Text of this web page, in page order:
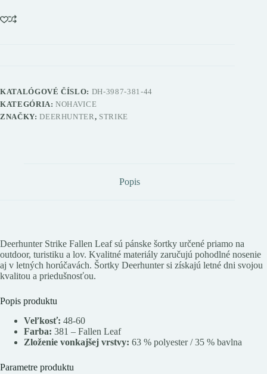
Leaf
pánske
KATALÓGOVÉ ČÍSLO: DH-3987-381-44
KATEGÓRIA:NOHAVICE
ZNAČKY:DEERHUNTER, STRIKE
Popis
Deerhunter Strike Fallen Leaf sú pánske šortky určené priamo na
outdoor, turistiku a lov. Kvalitné materiály zaručujú pohodlné nosenie
aj v letných horúčavách. Šortky Deerhunter si získajú letné dni svojou
kvalitou a priedušnosťou.
Popis produktu
Veľkosť: 48-60
Farba: 381 – Fallen Leaf
Zloženie vonkajšej vrstvy: 63 % polyester / 35 % bavlna
Parametre produktu